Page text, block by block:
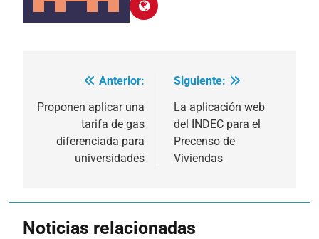
Navegación
de
entradas
Anterior:
Proponen aplicar una
tarifa de gas
diferenciada para
universidades
Siguiente:
La aplicación web
del INDEC para el
Precenso de
Viviendas
Noticias relacionadas